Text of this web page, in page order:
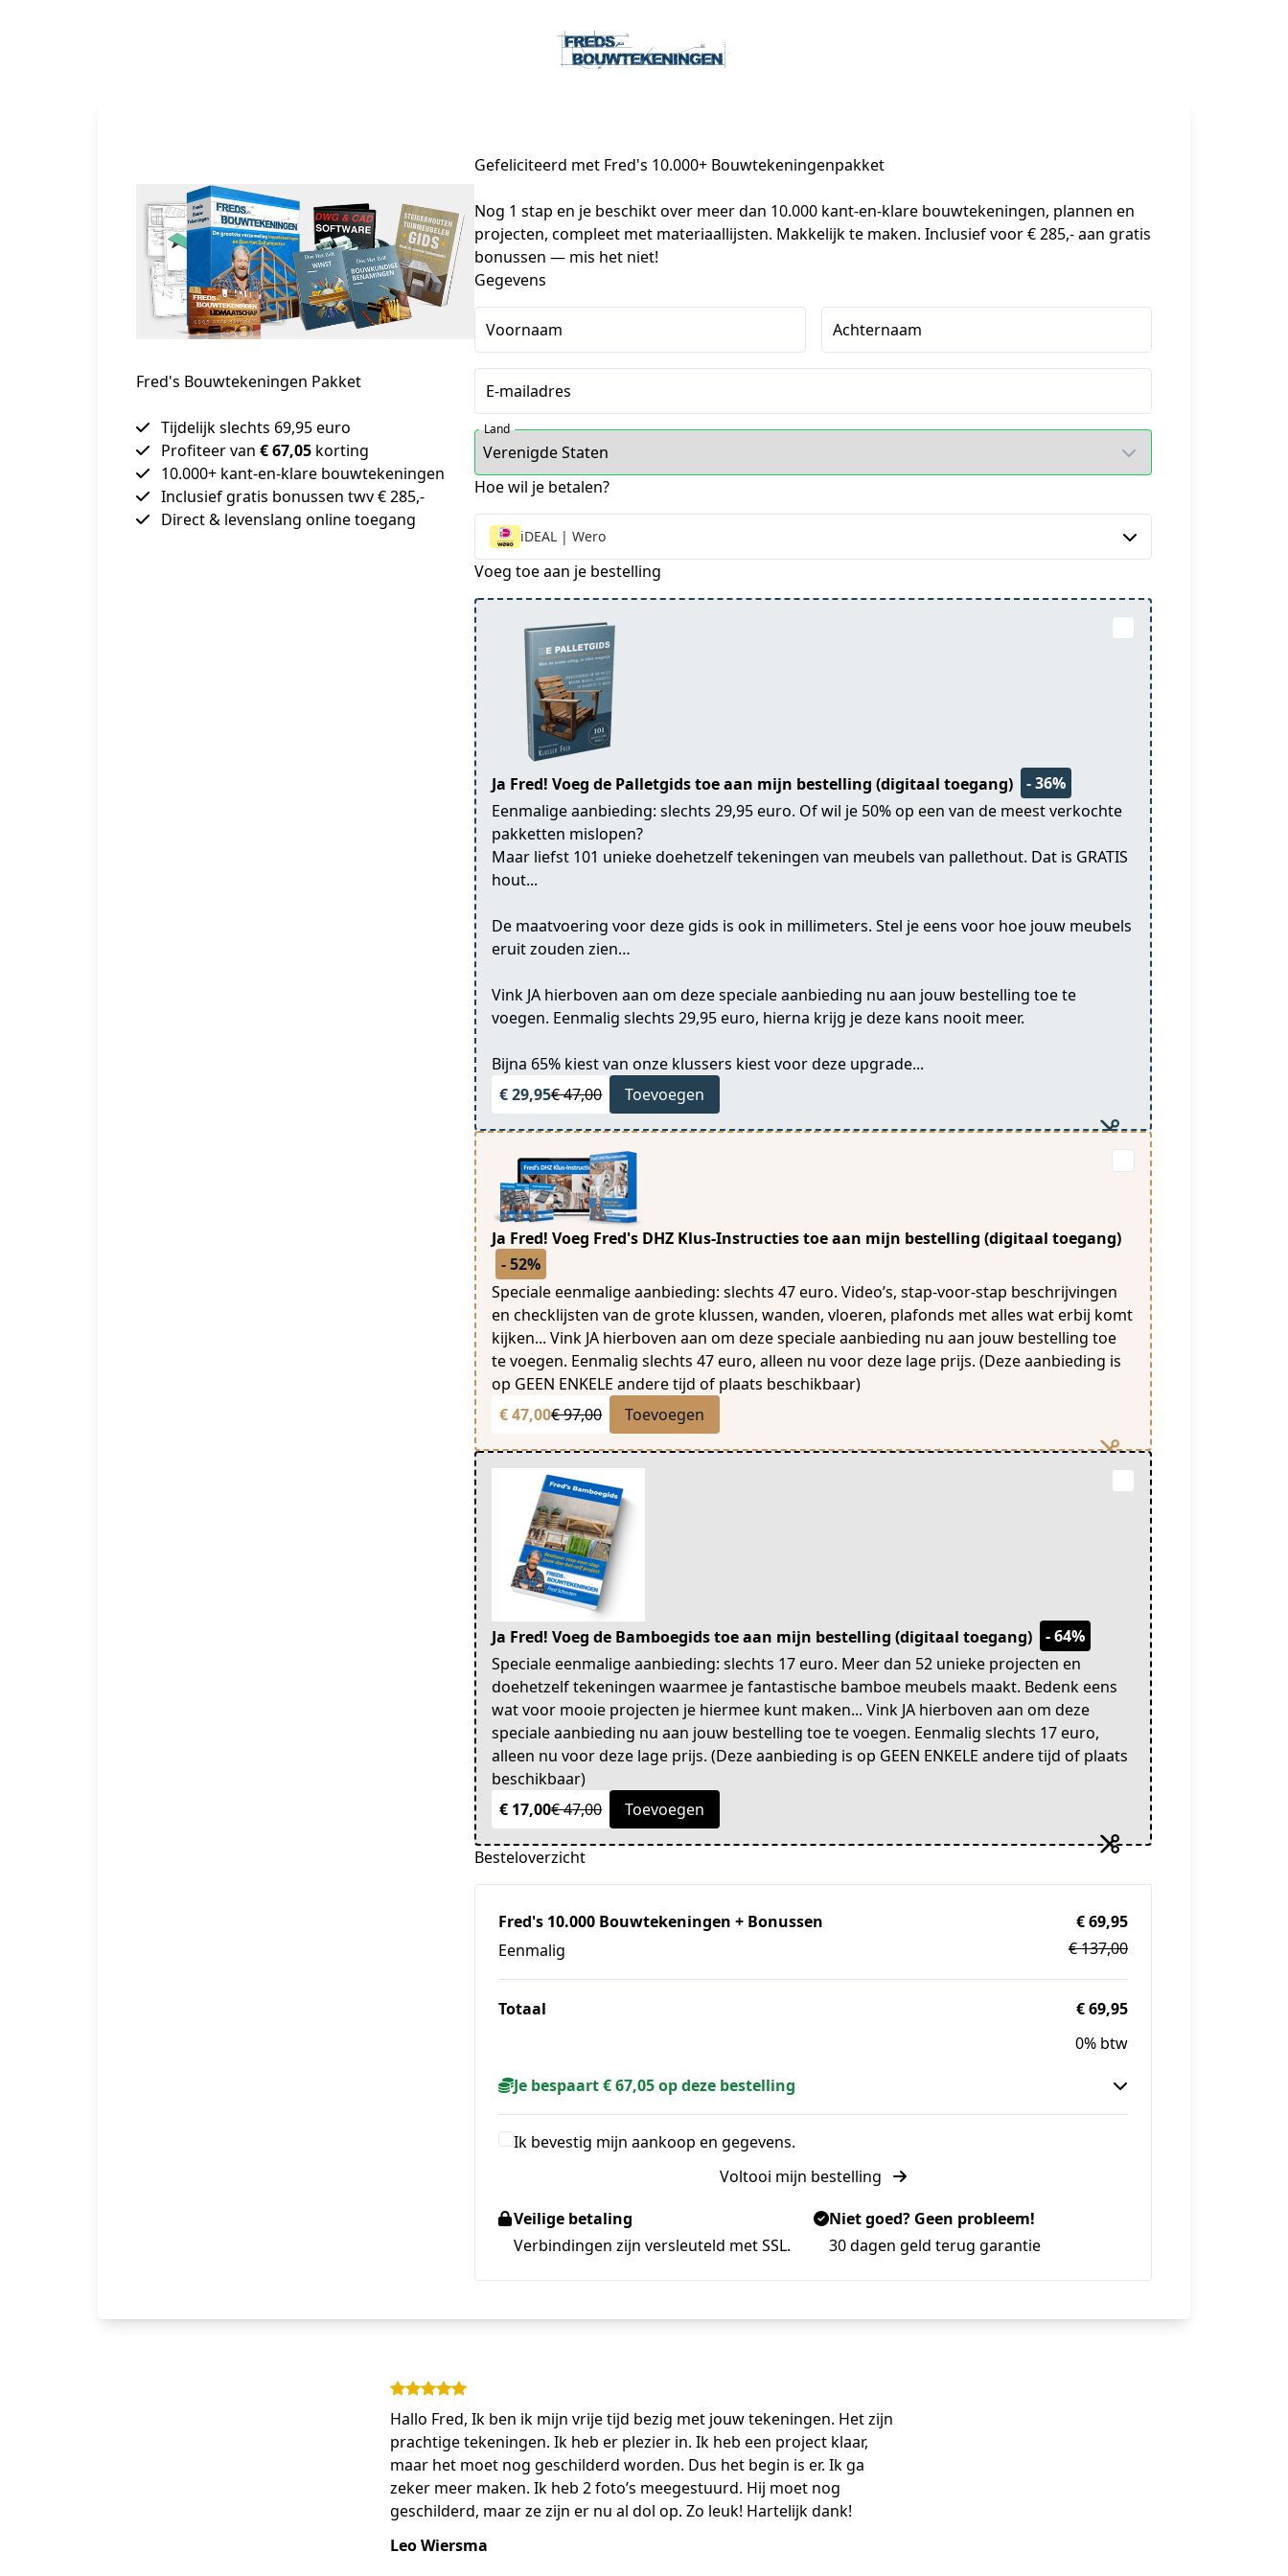
Fred's Bouwtekeningen Pakket
Tijdelijk slechts 69,95 euro
Profiteer van € 67,05 korting
10.000+ kant-en-klare bouwtekeningen
Inclusief gratis bonussen twv € 285,-
Direct & levenslang online toegang
Gefeliciteerd met Fred's 10.000+ Bouwtekeningenpakket
Nog 1 stap en je beschikt over meer dan 10.000 kant-en-klare bouwtekeningen, plannen en
projecten, compleet met materiaallijsten. Makkelijk te maken. Inclusief voor € 285,- aan gratis
bonussen — mis het niet!
Gegevens
Voornaam Achternaam
E-mailadres
Land
Hoe wil je betalen?
iDEAL | Wero
Voeg toe aan je bestelling
Ja Fred! Voeg de Palletgids toe aan mijn bestelling (digitaal toegang)
- 36%
Eenmalige aanbieding: slechts 29,95 euro. Of wil je 50% op een van de meest verkochte
pakketten mislopen?
Maar liefst 101 unieke doehetzelf tekeningen van meubels van pallethout. Dat is GRATIS
hout...
De maatvoering voor deze gids is ook in millimeters. Stel je eens voor hoe jouw meubels
eruit zouden zien…
Vink JA hierboven aan om deze speciale aanbieding nu aan jouw bestelling toe te
voegen. Eenmalig slechts 29,95 euro, hierna krijg je deze kans nooit meer.
Bijna 65% kiest van onze klussers kiest voor deze upgrade...
€ 29,95€ 47,00 Toevoegen
Ja Fred! Voeg Fred's DHZ Klus-Instructies toe aan mijn bestelling (digitaal toegang)
- 52%
Speciale eenmalige aanbieding: slechts 47 euro. Video’s, stap-voor-stap beschrijvingen
en checklijsten van de grote klussen, wanden, vloeren, plafonds met alles wat erbij komt
kijken... Vink JA hierboven aan om deze speciale aanbieding nu aan jouw bestelling toe
te voegen. Eenmalig slechts 47 euro, alleen nu voor deze lage prijs. (Deze aanbieding is
op GEEN ENKELE andere tijd of plaats beschikbaar)
€ 47,00€ 97,00 Toevoegen
Ja Fred! Voeg de Bamboegids toe aan mijn bestelling (digitaal toegang)
- 64%
Speciale eenmalige aanbieding: slechts 17 euro. Meer dan 52 unieke projecten en
doehetzelf tekeningen waarmee je fantastische bamboe meubels maakt. Bedenk eens
wat voor mooie projecten je hiermee kunt maken... Vink JA hierboven aan om deze
speciale aanbieding nu aan jouw bestelling toe te voegen. Eenmalig slechts 17 euro,
alleen nu voor deze lage prijs. (Deze aanbieding is op GEEN ENKELE andere tijd of plaats
beschikbaar)
€ 17,00€ 47,00 Toevoegen
Besteloverzicht
Fred's 10.000 Bouwtekeningen + Bonussen
Eenmalig
€ 69,95
€ 137,00
Totaal
€ 69,95
0% btw
Je bespaart € 67,05 op deze bestelling
Ik bevestig mijn aankoop en gegevens.
Voltooi mijn bestelling
Veilige betaling
Verbindingen zijn versleuteld met SSL.
Niet goed? Geen probleem!
30 dagen geld terug garantie​
Hallo Fred, Ik ben ik mijn vrije tijd bezig met jouw tekeningen. Het zijn
prachtige tekeningen. Ik heb er plezier in. Ik heb een project klaar,
maar het moet nog geschilderd worden. Dus het begin is er. Ik ga
zeker meer maken. Ik heb 2 foto’s meegestuurd. Hij moet nog
geschilderd, maar ze zijn er nu al dol op. Zo leuk! Hartelijk dank!
Leo Wiersma